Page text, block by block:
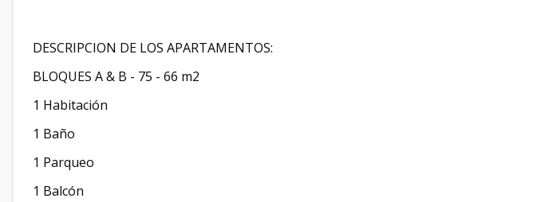
DESCRIPCION DE LOS APARTAMENTOS:
BLOQUES A & B - 75 - 66 m2
1 Habitación
1 Baño
1 Parqueo
1 Balcón